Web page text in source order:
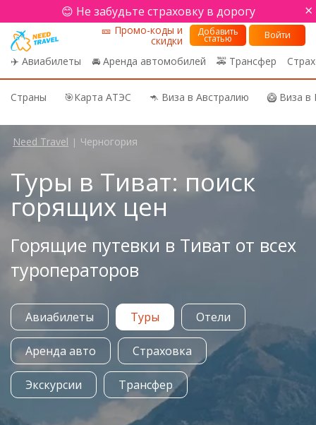
😊 Не забудьте страховку в дорогу ×
✈️ Авиабилеты 🚘 Аренда автомобилей 🚕 Трансфер
🎫 Промо-коды и
скидки
Добавить
статью Войти
Страны 🎯Карта АТЭС 🦘 Виза в Австралию 🥝 Виза
Need Travel | Черногория
Туры в Тиват: поиск
горящих цен
Горящие путевки в Тиват от всех
туроператоров
Авиабилеты Туры Отели
Аренда авто Страховка
Экскурсии Трансфер